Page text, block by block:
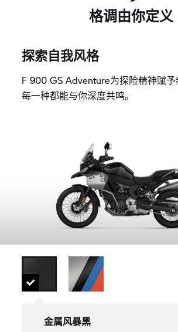
格调由你定义
探索自我风格
F 900 GS Adventure为探险精神赋予
每一种都能与你深度共鸣。
金属风暴黑